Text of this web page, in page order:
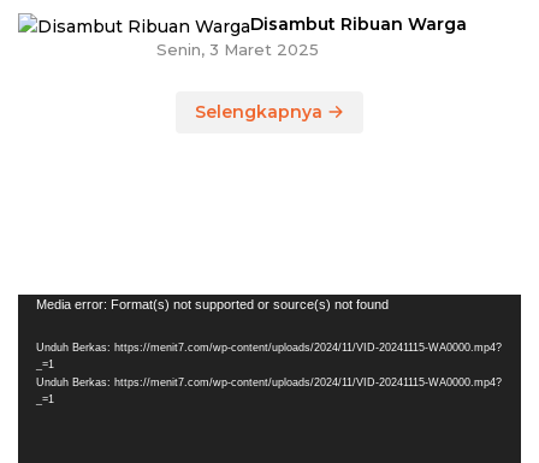
Disambut Ribuan Warga
Senin, 3 Maret 2025
Selengkapnya
Pemutar
Media error: Format(s) not supported or source(s) not found
Unduh Berkas: https://menit7.com/wp-content/uploads/2024/11/VID-20241115-WA0000.mp4?
_=1
Unduh Berkas: https://menit7.com/wp-content/uploads/2024/11/VID-20241115-WA0000.mp4?
_=1